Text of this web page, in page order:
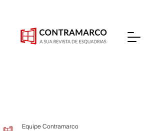
Equipe Contramarco